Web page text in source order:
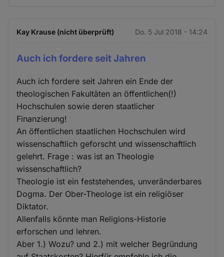
Kay Krause (nicht überprüft) Do. 5 Jul 2018 - 14:24
Auch ich fordere seit Jahren
Auch ich fordere seit Jahren ein Ende der
theologischen Fakultäten an öffentlichen(!)
Hochschulen sowie deren staatlicher
Finanzierung!
An öffentlichen staatlichen Hochschulen wird
wissenschaftlich geforscht und wissenschaftlich
gelehrt. Frage : was ist an Theologie
wissenschaftlich?
Theologie ist ein feststehendes, unveränderbares
Dogma. Der Ober-Theologe ist ein religiöser
Diktator.
Allenfalls könnte man Religions-Historie
erforschen und lehren.
Aber 1.) Wozu? und 2.) mit welcher Begründung